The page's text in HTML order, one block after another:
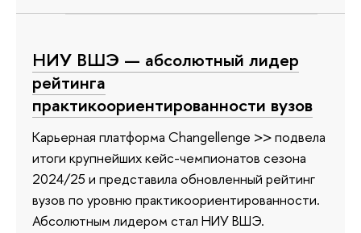
НИУ ВШЭ — абсолютный лидер
рейтинга
практикоориентированности вузов
Карьерная платформа Changellenge >> подвела
итоги крупнейших кейс-чемпионатов сезона
2024/25 и представила обновленный рейтинг
вузов по уровню практикоориентированности.
Абсолютным лидером стал НИУ ВШЭ.